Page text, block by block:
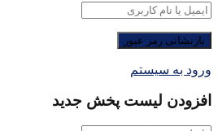
ورود به سیستم
افزودن لیست پخش جدید